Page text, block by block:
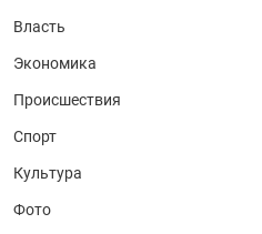
Власть
Экономика
Происшествия
Спорт
Культура
Фото